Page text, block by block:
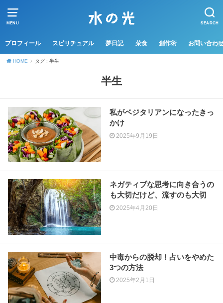
MENU SEARCH
プロフィール スピリチュアル 夢日記 菜食 創作術 お問い合わ
HOME タグ : 半生
半生
私がベジタリアンになったきっ
かけ
2025年9月19日
ネガティブな思考に向き合うの
も大切だけど、流すのも大切
2025年4月20日
中毒からの脱却！占いをやめた
3つの方法
2025年2月1日